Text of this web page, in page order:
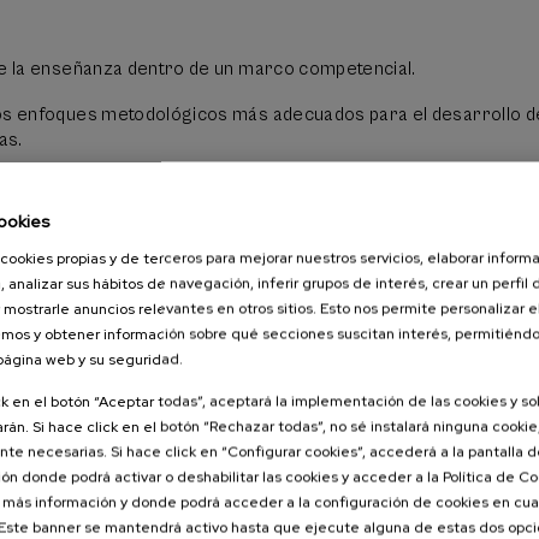
que realizar un prototipo de secuencia didáctica de la etapa,
para poder ser compartido entre todos los
pequeño banco de recursos didácticos. Desde el inicio, los
los indicadores de evaluación del mismo y los criterios de
final.
la enseñanza dentro de un marco competencial.
enfoques metodológicos más adecuados para el desarrollo
herramientas para la evaluación en torno a competencias.
características de la situación problema dentro de un marco
y estructura de la secuencia didáctica.
prototipo de secuencia didáctica.
didácticos y recursos para el desarrollo de las competencias
propias y de terceros para mejorar nuestros servicios, elaborar
analizar sus hábitos de navegación, inferir grupos de interés, crear un perfil
anuncios relevantes en otros sitios. Esto nos permite personalizar
y obtener información sobre qué secciones suscitan interés,
web y su seguridad.
en el botón “Aceptar todas”, aceptará la implementación de las cookies y
Si hace click en el botón “Rechazar todas”, no sé instalará ninguna
necesarias. Si hace click en “Configurar cookies”, accederá a la pantalla
donde podrá activar o deshabilitar las cookies y acceder a la Política de
información y donde podrá acceder a la configuración de cookies en
banner se mantendrá activo hasta que ejecute alguna de estas dos